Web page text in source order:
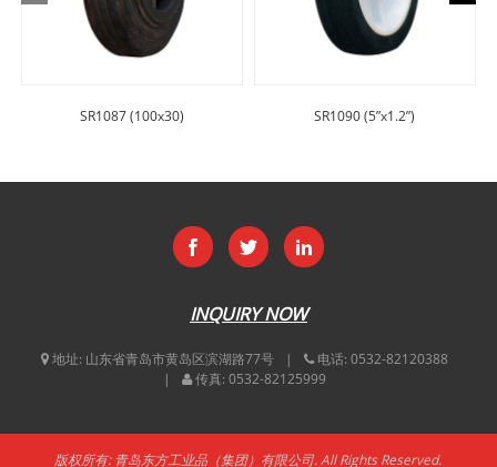
SR1087 (100x30) SR1090 (5”x1.2”)
INQUIRY NOW
地址: 山东省青岛市黄岛区滨湖路77号 电话: 0532-82120388
传真: 0532-82125999
版权所有: 青岛东方工业品（集团）有限公司. All Rights Reserved.